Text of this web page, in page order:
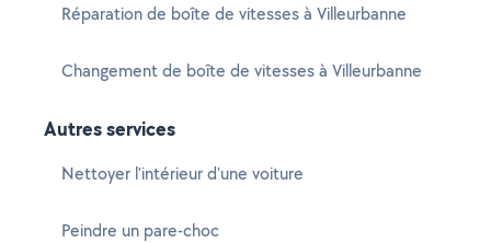
Réparation de boîte de vitesses à Villeurbanne
Changement de boîte de vitesses à Villeurbanne
Autres services
Nettoyer l'intérieur d'une voiture
Peindre un pare-choc